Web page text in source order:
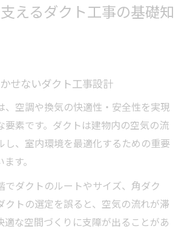
えるダクト工事の基礎知
せないダクト工事設計
、空調や換気の快適性・安全性を実現
要素です。ダクトは建物内の空気の流
し、室内環境を最適化するための重要
す。
でダクトのルートやサイズ、角ダク
クトの選定を誤ると、空気の流れが滞
適な空間づくりに支障が出ることがあ